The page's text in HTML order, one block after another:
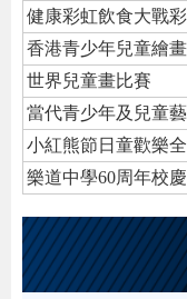
健康彩虹飲食大戰
香港青少年兒童繪
世界兒童畫比賽
當代青少年及兒童
小紅熊節日童歡樂
樂道中學60周年校